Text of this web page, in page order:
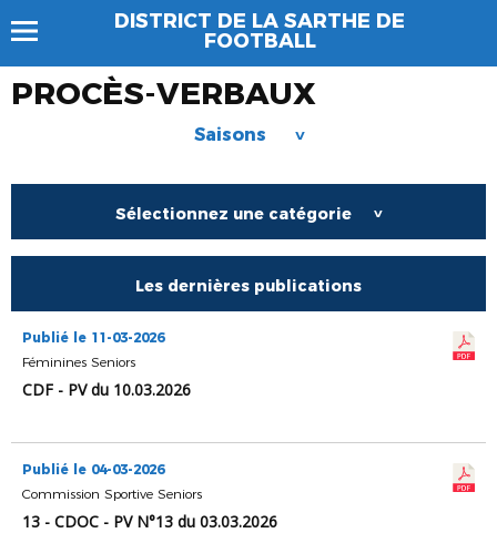
DISTRICT DE LA SARTHE DE
FOOTBALL
PROCÈS-VERBAUX
Saisons >
Sélectionnez une catégorie >
Les dernières publications
Publié le 11-03-2026
Féminines Seniors
CDF - PV du 10.03.2026
Publié le 04-03-2026
Commission Sportive Seniors
13 - CDOC - PV N°13 du 03.03.2026